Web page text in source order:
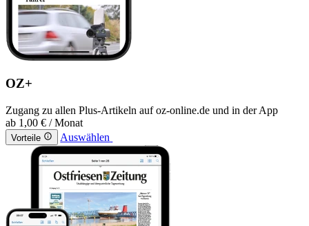
OZ+
Zugang zu allen Plus-Artikeln auf oz-online.de und in der App
ab 1,00 € / Monat
Vorteile Auswählen